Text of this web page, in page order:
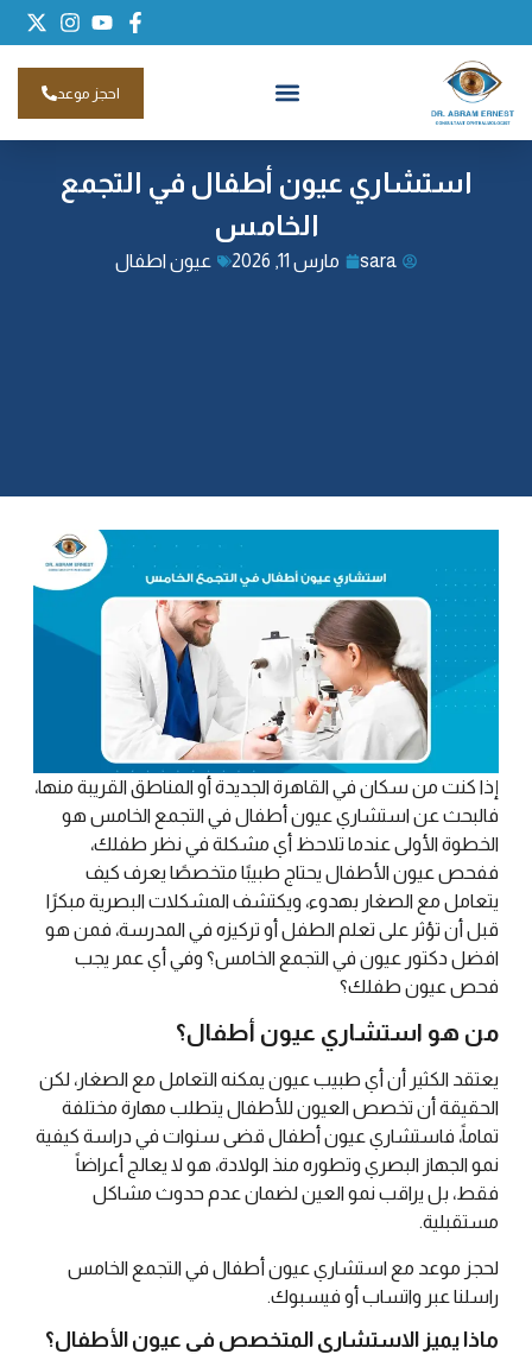
احجز موعد
استشاري عيون أطفال في التجمع
الخامس
sara مارس 11, 2026 عيون اطفال
إذا كنت من سكان في القاهرة الجديدة أو المناطق القريبة منها،
فالبحث عن استشاري عيون أطفال في التجمع الخامس هو
الخطوة الأولى عندما تلاحظ أي مشكلة في نظر طفلك،
ففحص عيون الأطفال يحتاج طبيبًا متخصصًا يعرف كيف
يتعامل مع الصغار بهدوء، ويكتشف المشكلات البصرية مبكرًا
قبل أن تؤثر على تعلم الطفل أو تركيزه في المدرسة، فمن هو
افضل دكتور عيون في التجمع الخامس؟ وفي أي عمر يجب
فحص عيون طفلك؟
من هو استشاري عيون أطفال؟
يعتقد الكثير أن أي طبيب عيون يمكنه التعامل مع الصغار، لكن
الحقيقة أن تخصص العيون للأطفال يتطلب مهارة مختلفة
تماماً، فاستشاري عيون أطفال قضى سنوات في دراسة كيفية
نمو الجهاز البصري وتطوره منذ الولادة، هو لا يعالج أعراضاً
فقط، بل يراقب نمو العين لضمان عدم حدوث مشاكل
مستقبلية.
لحجز موعد مع استشاري عيون أطفال في التجمع الخامس
راسلنا عبر واتساب أو فيسبوك.
ماذا يميز الاستشاري المتخصص في عيون الأطفال؟